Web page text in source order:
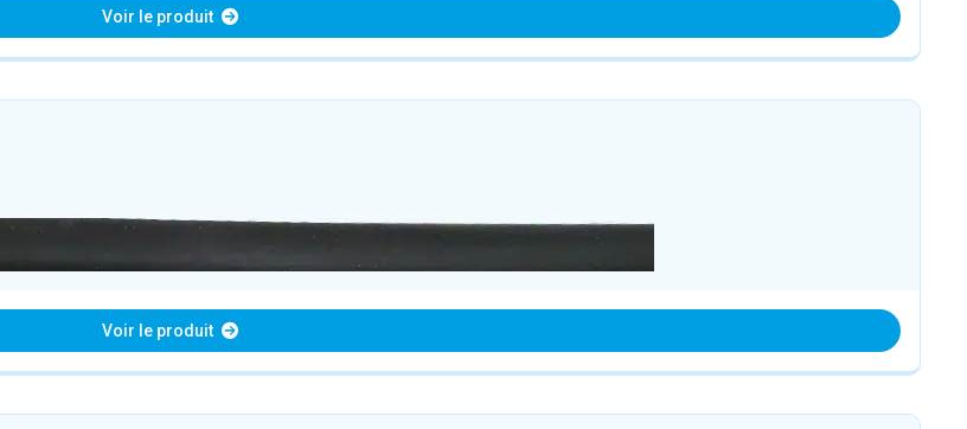
Voir le produit
Voir le produit